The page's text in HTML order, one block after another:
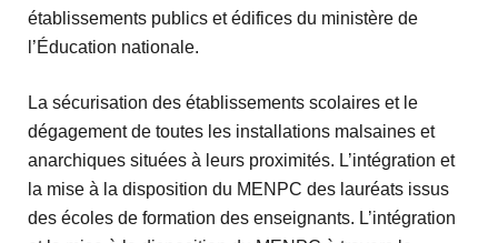
établissements publics et édifices du ministère de
l’Éducation nationale.
La sécurisation des établissements scolaires et le
dégagement de toutes les installations malsaines et
anarchiques situées à leurs proximités. L’intégration et
la mise à la disposition du MENPC des lauréats issus
des écoles de formation des enseignants. L’intégration